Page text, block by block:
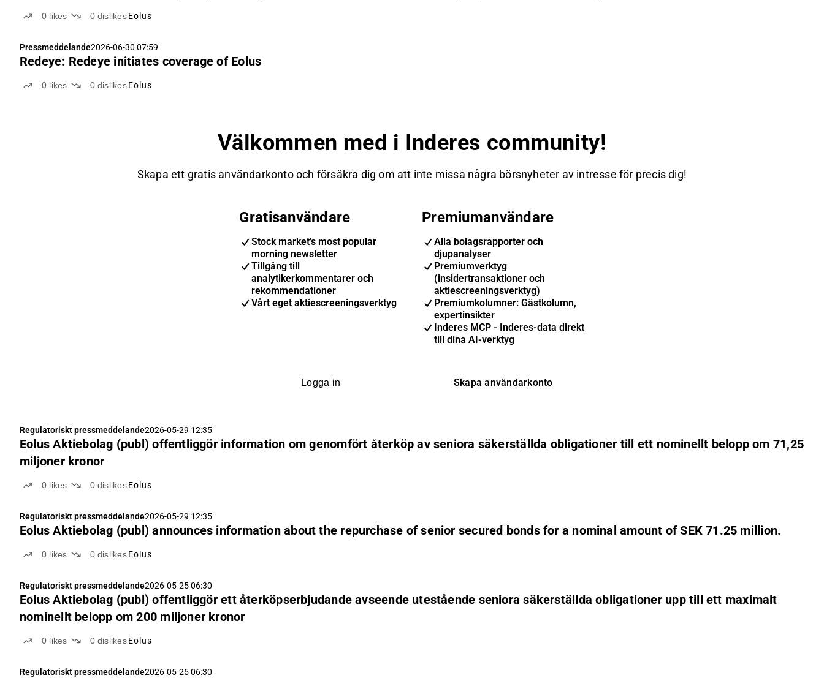
0 likes 0 dislikes Eolus
Pressmeddelande2026-06-30 07:59
Redeye: Redeye initiates coverage of Eolus
0 likes 0 dislikes Eolus
Välkommen med i Inderes community!
Skapa ett gratis användarkonto och försäkra dig om att inte missa några börsnyheter av intresse för precis dig!
Gratisanvändare
Stock market's most popular
morning newsletter
Tillgång till
analytikerkommentarer och
rekommendationer
Vårt eget aktiescreeningsverktyg
Premiumanvändare
Alla bolagsrapporter och
djupanalyser
Premiumverktyg
(insidertransaktioner och
aktiescreeningsverktyg)
Premiumkolumner: Gästkolumn,
expertinsikter
Inderes MCP - Inderes-data direkt
till dina AI-verktyg
Logga in Skapa användarkonto
Regulatoriskt pressmeddelande2026-05-29 12:35
Eolus Aktiebolag (publ) offentliggör information om genomfört återköp av seniora säkerställda obligationer till ett nominellt belopp om 71,25
miljoner kronor
0 likes 0 dislikes Eolus
Regulatoriskt pressmeddelande2026-05-29 12:35
Eolus Aktiebolag (publ) announces information about the repurchase of senior secured bonds for a nominal amount of SEK 71.25 million.
0 likes 0 dislikes Eolus
Regulatoriskt pressmeddelande2026-05-25 06:30
Eolus Aktiebolag (publ) offentliggör ett återköpserbjudande avseende utestående seniora säkerställda obligationer upp till ett maximalt
nominellt belopp om 200 miljoner kronor
0 likes 0 dislikes Eolus
Regulatoriskt pressmeddelande2026-05-25 06:30